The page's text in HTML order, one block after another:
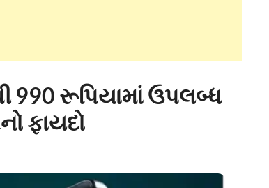
990 રૂપિયામાં ઉપલબ્ધ
ફાયદો